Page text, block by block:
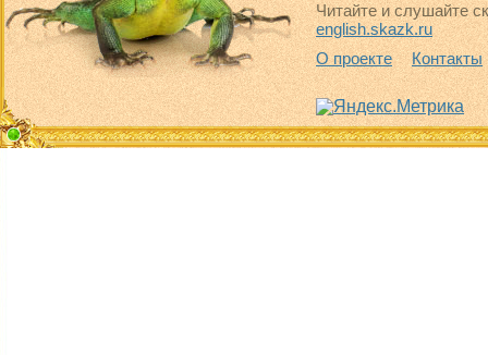
Читайте и слушайте
english.skazk.ru
О проекте
Контакты